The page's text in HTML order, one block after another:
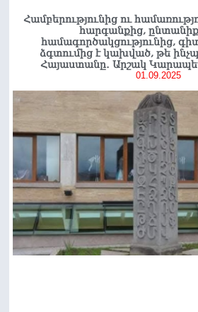
Համբերությունից ու
հարգանքից,
համագործակցությունից,
ձգտումից է կախված, թե
Հայաստանը․ Արշակ
01.09.2025